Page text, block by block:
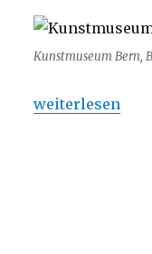
Kunstmuseum Bern,
„Kunstmuseum
weiterlesen